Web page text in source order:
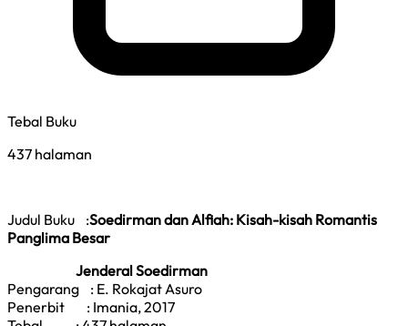
Tebal Buku
437 halaman
Judul Buku :Soedirman dan Alfiah: Kisah-kisah Romantis
Panglima Besar
Jenderal Soedirman
Pengarang : E. Rokajat Asuro
Penerbit : Imania, 2017